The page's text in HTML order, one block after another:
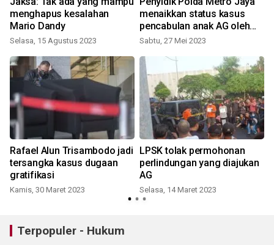
menghapus kesalahan
Mario Dandy
Selasa, 15 Agustus 2023
menaikkan status kasus
pencabulan anak AG oleh
Mario
Sabtu, 27 Mei 2023
Rafael Alun Trisambodo jadi
tersangka kasus dugaan
gratifikasi
Kamis, 30 Maret 2023
LPSK tolak permohonan
perlindungan yang diajukan
AG
Selasa, 14 Maret 2023
Terpopuler - Hukum